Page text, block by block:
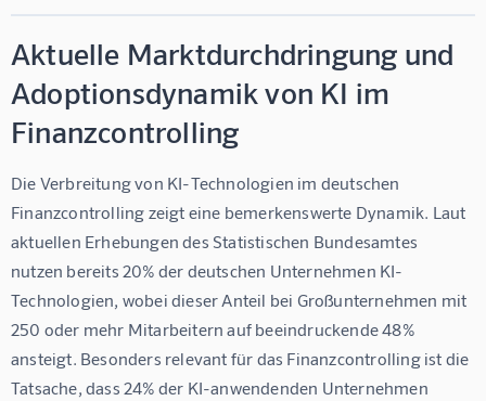
Aktuelle Marktdurchdringung und
Adoptionsdynamik von KI im
Finanzcontrolling
Die Verbreitung von KI-Technologien im deutschen
Finanzcontrolling zeigt eine bemerkenswerte Dynamik. Laut
aktuellen Erhebungen des Statistischen Bundesamtes
nutzen bereits 20% der deutschen Unternehmen KI-
Technologien, wobei dieser Anteil bei Großunternehmen mit
250 oder mehr Mitarbeitern auf beeindruckende 48%
ansteigt. Besonders relevant für das Finanzcontrolling ist die
Tatsache, dass 24% der KI-anwendenden Unternehmen